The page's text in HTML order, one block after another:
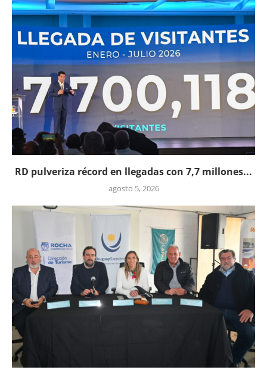
RD pulveriza récord en llegadas con 7,7 millones...
agosto 5, 2026